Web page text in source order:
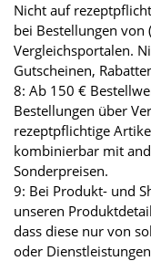
Nicht auf
bei Bestellungen von
Vergleichsportalen.
Gutscheinen,
8: Ab 150 €
Bestellungen über
rezeptpflichtige
kombinierbar mit
Sonderpreisen.
9: Bei Produkt- und
unseren
dass diese nur von
oder